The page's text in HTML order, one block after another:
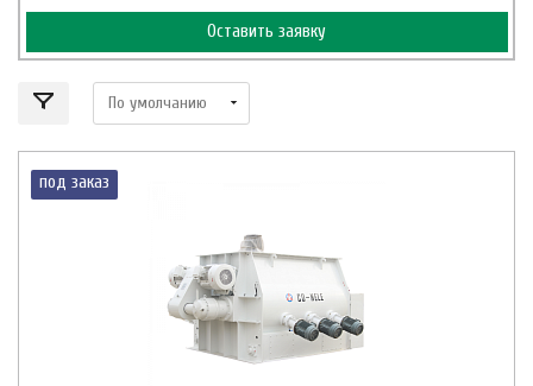
Оставить заявку
под заказ